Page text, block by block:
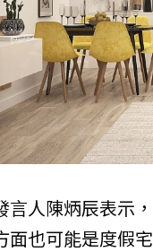
言人陳炳辰表示
面也可能是度假